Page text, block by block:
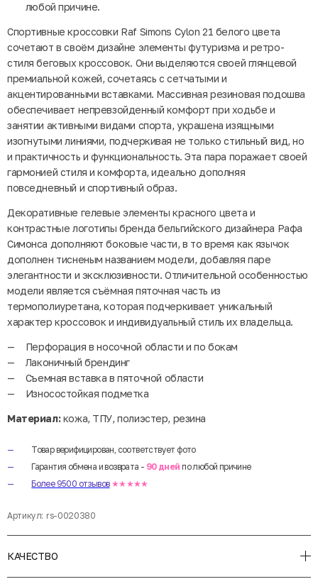
любой причине.
Спортивные кроссовки Raf Simons Cylon 21 белого цвета
сочетают в своём дизайне элементы футуризма и ретро-
стиля беговых кроссовок. Они выделяются своей глянцевой
премиальной кожей, сочетаясь с сетчатыми и
акцентированными вставками. Массивная резиновая подошва
обеспечивает непревзойденный комфорт при ходьбе и
занятии активными видами спорта, украшена изящными
изогнутыми линиями, подчеркивая не только стильный вид, но
и практичность и функциональность. Эта пара поражает своей
гармонией стиля и комфорта, идеально дополняя
повседневный и спортивный образ.
Декоративные гелевые элементы красного цвета и
контрастные логотипы бренда бельгийского дизайнера Рафа
Симонса дополняют боковые части, в то время как язычок
дополнен тисненым названием модели, добавляя паре
элегантности и эксклюзивности. Отличительной особенностью
модели является съёмная пяточная часть из
термополиуретана, которая подчеркивает уникальный
характер кроссовок и индивидуальный стиль их владельца.
Перфорация в носочной области и по бокам
Лаконичный брендинг
Съемная вставка в пяточной области
Износостойкая подметка
Материал:кожа, ТПУ, полиэстер, резина
Товар верифицирован, соответствует фото
Гарантия обмена и возврата - 90 дней по любой причине
Более 9500 отзывов ★★★★★
Артикул: rs-0020380
КАЧЕСТВО